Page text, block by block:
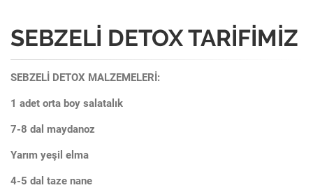
SEBZELİ DETOX TARİFİMİZ
SEBZELİ DETOX MALZEMELERİ:
1 adet orta boy salatalık
7-8 dal maydanoz
Yarım yeşil elma
4-5 dal taze nane